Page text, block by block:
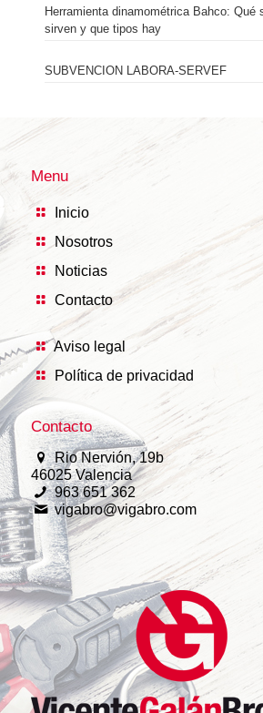
Herramienta dinamométrica Bahco: Qué
sirven y que tipos hay
SUBVENCION LABORA-SERVEF
Menu
Inicio
Nosotros
Noticias
Contacto
Aviso legal
Política de privacidad
Contacto
Rio Nervión, 19b
46025 Valencia
963 651 362
vigabro@vigabro.com